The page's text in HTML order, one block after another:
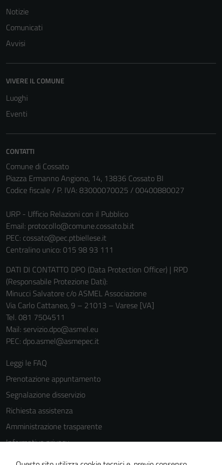
Notizie
Comunicati
Avvisi
VIVERE IL COMUNE
Luoghi
Eventi
CONTATTI
Comune di Cossato
Piazza Ermanno Angiono, 14, 13836 Cossato BI
Codice fiscale / P. IVA: 83000070025 / 00400880027
URP - Ufficio Relazioni con il Pubblico
Email: protocollo@comune.cossato.bi.it
PEC: cossato@pec.ptbiellese.it
Centralino unico: 015 98 93 111
DATI DI CONTATTO DPO (Data Protection Officer) | RPD
(Responsabile Protezione Dati):
Minucci Salvatore c/o ASMEL Associazione
Via Carlo Cattaneo, 9 – 21013 – Varese [VA]
Tel. 081 7504511
Mail: servizio.dpo@asmel.eu
PEC: dpo.asmel@asmepec.it
Leggi le FAQ
Prenotazione appuntamento
Segnalazione disservizio
Richiesta assistenza
Amministrazione trasparente
Informativa privacy
Cookie Policy
sono necessari
possono
essere
Questi cookie
non raccolgono